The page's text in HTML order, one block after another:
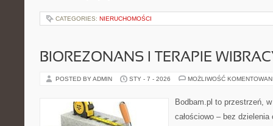
CATEGORIES: NIERUCHOMOŚCI
BIOREZONANS I TERAPIE
POSTED BY ADMIN STY - 7 - 2026 MOŻLIWOŚĆ
Bodbam.pl to przestrzeń,
całościowo – bez dzielenia